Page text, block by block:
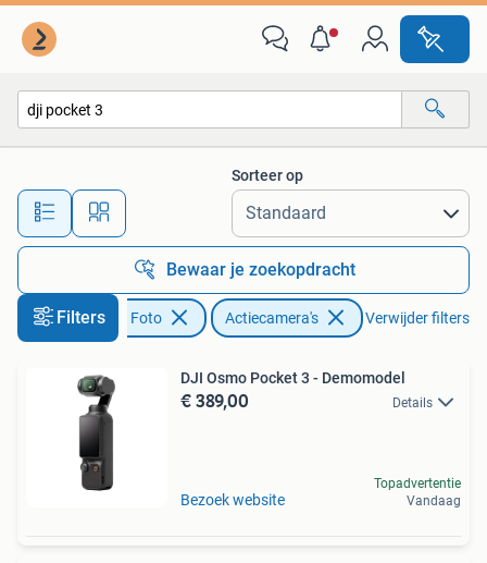
Alle afstanden…
Sorteer op
Bewaar je zoekopdracht
Filters
Audio, Tv en Foto Actiecamera's Verwijder filters
DJI Osmo Pocket 3 - Demomodel
€ 389,00 Details
Bezoek website
Topadvertentie
Vandaag